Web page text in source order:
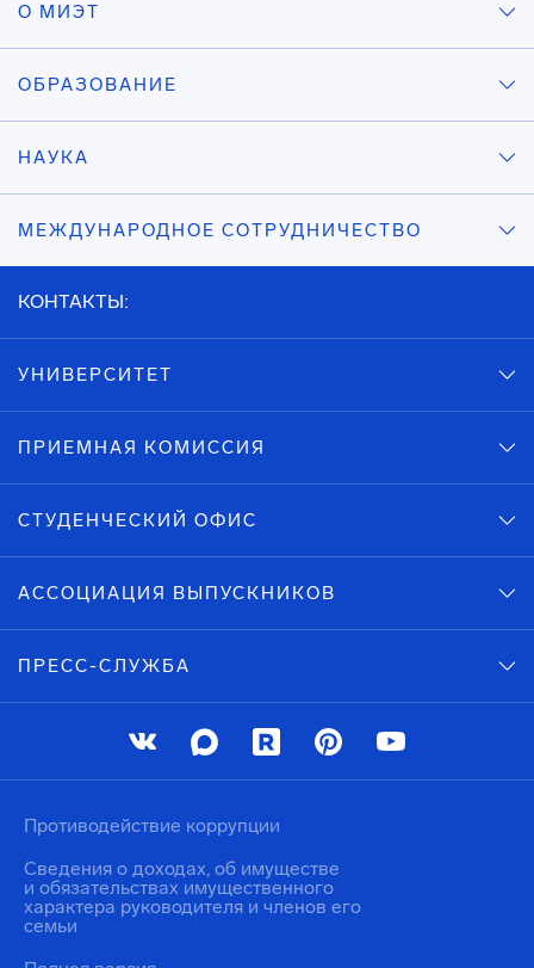
О МИЭТ
ОБРАЗОВАНИЕ
НАУКА
МЕЖДУНАРОДНОЕ СОТРУДНИЧЕСТВО
КОНТАКТЫ:
УНИВЕРСИТЕТ
ПРИЕМНАЯ КОМИССИЯ
СТУДЕНЧЕСКИЙ ОФИС
АССОЦИАЦИЯ ВЫПУСКНИКОВ
ПРЕСС-СЛУЖБА
Противодействие коррупции
Сведения о доходах, об имуществе
и обязательствах имущественного
характера руководителя и членов его
семьи